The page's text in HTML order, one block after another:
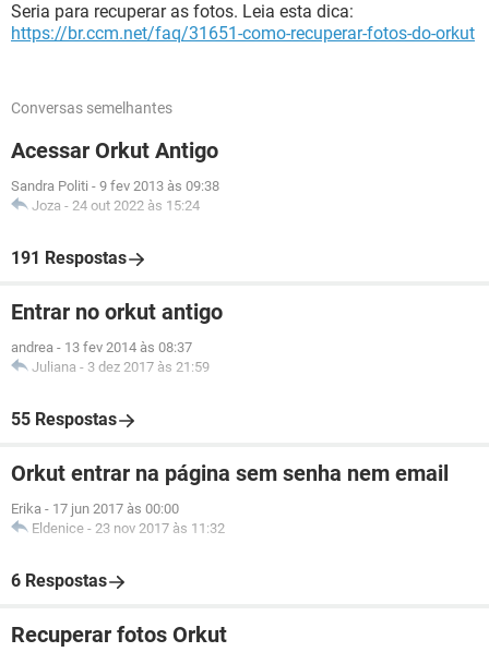
Seria para recuperar as fotos. Leia esta dica:
https://br.ccm.net/faq/31651-como-recuperar-fotos-do-orkut
Conversas semelhantes
Acessar Orkut Antigo
Sandra Politi - 9 fev 2013 às 09:38
Joza - 24 out 2022 às 15:24
191 Respostas
Entrar no orkut antigo
andrea - 13 fev 2014 às 08:37
Juliana - 3 dez 2017 às 21:59
55 Respostas
Orkut entrar na página sem senha nem email
Erika - 17 jun 2017 às 00:00
Eldenice - 23 nov 2017 às 11:32
6 Respostas
Recuperar fotos Orkut